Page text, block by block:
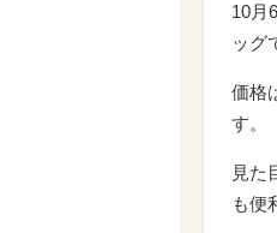
10月
ッグ
価格
す。
見た
も便